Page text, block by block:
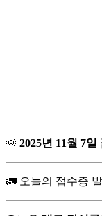
🌞 2025년 11월 7일
🚛 오늘의 접수증